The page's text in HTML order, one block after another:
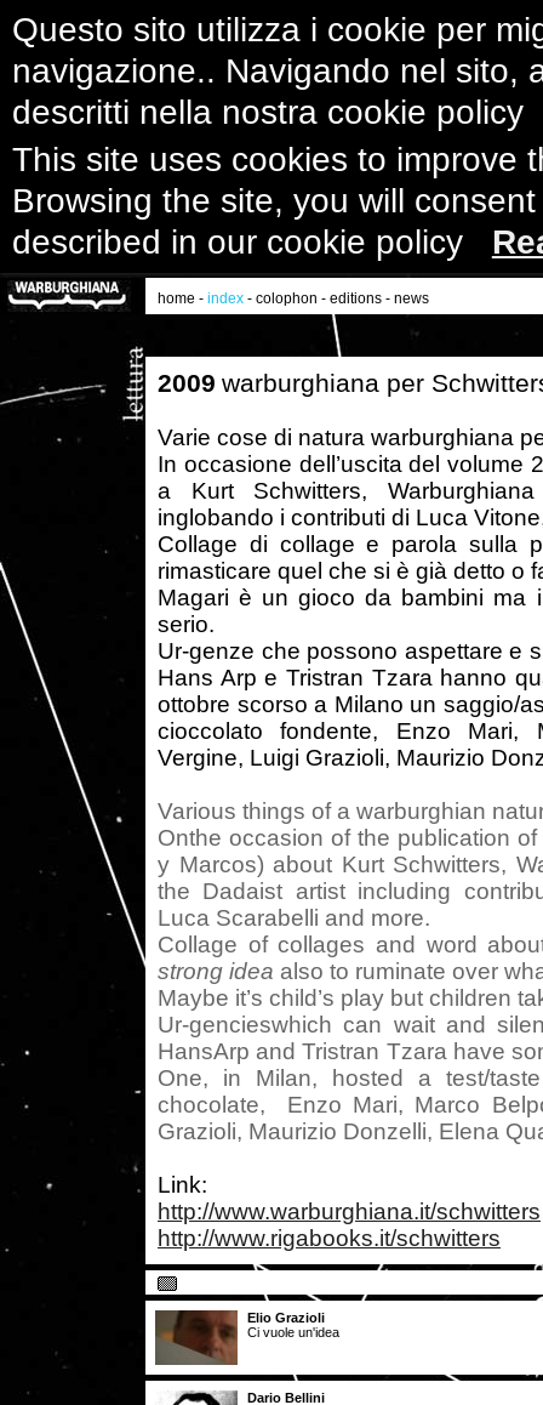
Questo sito utilizza i cookie per
navigazione.. Navigando nel sito,
descritti nella nostra cookie
This site uses cookies to improve
Browsing the site, you will
described in our cookie policy
home - index - colophon - editions - news
2009 warburghiana per
Varie cose di natura warburghiana
In occasione dell’uscita del volume
a Kurt Schwitters,
inglobando i contributi di Luca
Collage di collage e parola sulla
rimasticare quel che si è già detto o
Magari è un gioco da bambini ma
serio.
Ur-genze che possono aspettare e
Hans Arp e Tristran Tzara hanno
ottobre scorso a Milano un saggio/
cioccolato fondente, Enzo Mari,
Vergine, Luigi Grazioli, Maurizio
Various things of a warburghian
Onthe occasion of the publication
y Marcos) about Kurt Schwitters,
the Dadaist artist including
Luca Scarabelli and more.
Collage of collages and word
strong idea also to ruminate over
Maybe it’s child’s play but children
Ur-gencieswhich can wait and
HansArp and Tristran Tzara have
One, in Milan, hosted a test/
chocolate, Enzo Mari, Marco
Grazioli, Maurizio Donzelli, Elena
Link:
http://www.warburghiana.it/schwitters
http://www.rigabooks.it/schwitters
Elio Grazioli
Ci vuole un'idea
Dario Bellini